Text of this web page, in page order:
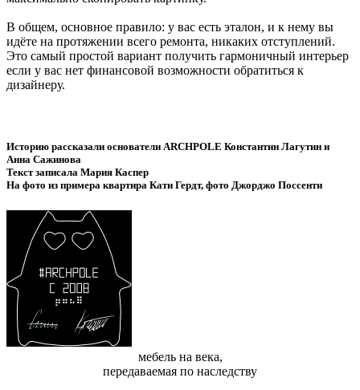
В общем, основное правило: у вас есть эталон, и к нему вы
идёте на протяжении всего ремонта, никаких отступлений.
Это самый простой вариант получить гармоничный интерьер
если у вас нет финансовой возможности обратиться к
дизайнеру.
Историю рассказали основатели ARCHPOLE Константин Лагутин и
Анна Сажинова
Текст записала Мария Каспер
На фото из примера квартира Кати Гердт, фото Джорджо Поссенти
мебель на века,
передаваемая по наследству